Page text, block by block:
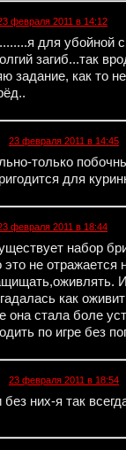
февраля 2011 в 14:12
для убойной
загиб...так
задание, как то
23 февраля 2011 в 14:45
только
для
февраля 2011 в 18:44
набор
это не
как
она стала боле
по игре без
23 февраля 2011 в 18:54
них-я так